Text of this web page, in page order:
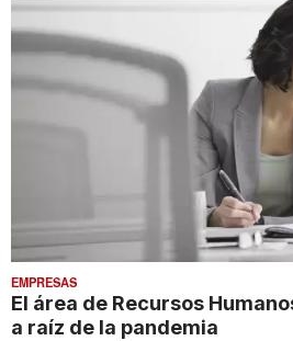
EMPRESAS
El área de Recursos
a raíz de la pandemia